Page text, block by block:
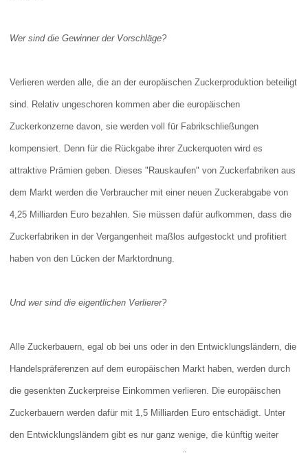
Wer sind die Gewinner der Vorschläge?
Verlieren werden alle, die an der europäischen Zuckerproduktion beteiligt
sind. Relativ ungeschoren kommen aber die europäischen
Zuckerkonzerne davon, sie werden voll für Fabrikschließungen
kompensiert. Denn für die Rückgabe ihrer Zuckerquoten wird es
attraktive Prämien geben. Dieses "Rauskaufen" von Zuckerfabriken aus
dem Markt werden die Verbraucher mit einer neuen Zuckerabgabe von
4,25 Milliarden Euro bezahlen. Sie müssen dafür aufkommen, dass die
Zuckerfabriken in der Vergangenheit maßlos aufgestockt und profitiert
haben von den Lücken der Marktordnung.
Und wer sind die eigentlichen Verlierer?
Alle Zuckerbauern, egal ob bei uns oder in den Entwicklungsländern, die
Handelspräferenzen auf dem europäischen Markt haben, werden durch
die gesenkten Zuckerpreise Einkommen verlieren. Die europäischen
Zuckerbauern werden dafür mit 1,5 Milliarden Euro entschädigt. Unter
den Entwicklungsländern gibt es nur ganz wenige, die künftig weiter